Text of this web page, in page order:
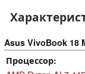
Asus VivoBook 18
Процессор